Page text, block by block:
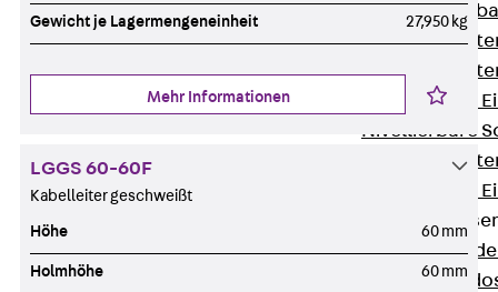
Zurück
Nivellierbare
Nivellierbare
Nivellierbare
Zurück
Gewicht je Lagermengeneinheit 27,950 kg
Mehr Informationen
LGGS 60-60F
Kabelleiter geschweißt
Höhe 60 mm
Holmhöhe 60 mm